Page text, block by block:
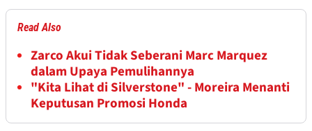
Read Also
Zarco Akui Tidak Seberani Marc Marquez
dalam Upaya Pemulihannya
"Kita Lihat di Silverstone" - Moreira Menanti
Keputusan Promosi Honda